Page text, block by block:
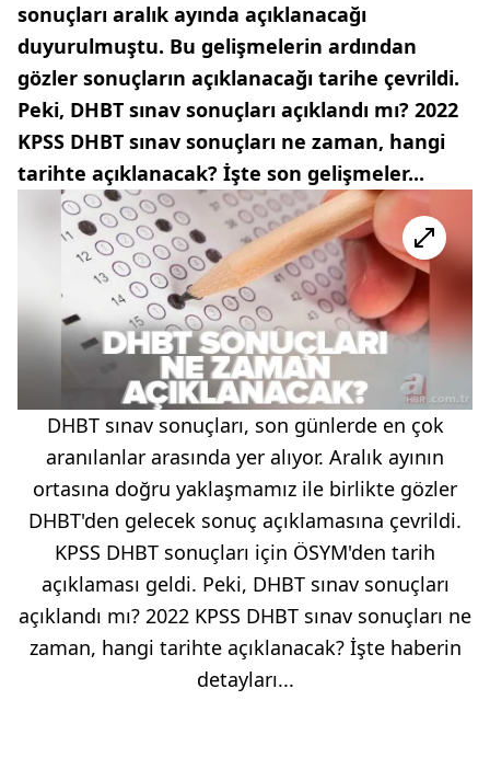
sonuçları aralık ayında açıklanacağı
duyurulmuştu. Bu gelişmelerin ardından
gözler sonuçların açıklanacağı tarihe çevrildi.
Peki, DHBT sınav sonuçları açıklandı mı? 2022
KPSS DHBT sınav sonuçları ne zaman, hangi
tarihte açıklanacak? İşte son gelişmeler...
DHBT sınav sonuçları, son günlerde en çok
aranılanlar arasında yer alıyor. Aralık ayının
ortasına doğru yaklaşmamız ile birlikte gözler
DHBT'den gelecek sonuç açıklamasına çevrildi.
KPSS DHBT sonuçları için ÖSYM'den tarih
açıklaması geldi. Peki, DHBT sınav sonuçları
açıklandı mı? 2022 KPSS DHBT sınav sonuçları ne
zaman, hangi tarihte açıklanacak? İşte haberin
detayları...